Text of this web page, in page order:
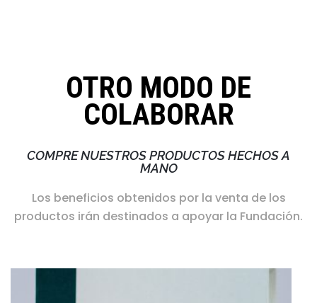
OTRO MODO DE
COLABORAR
COMPRE NUESTROS PRODUCTOS HECHOS A
MANO
Los beneficios obtenidos por la venta de los
productos irán destinados a apoyar la Fundación.